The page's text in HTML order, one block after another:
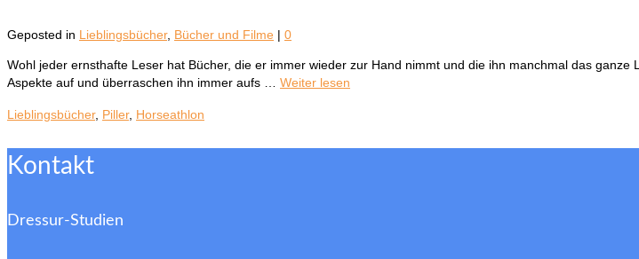
Geposted in Lieblingsbücher, Bücher und Filme | 0
Wohl jeder ernsthafte Leser hat Bücher, die er immer wieder zur Hand nimmt und die ihn manchmal das
Aspekte auf und überraschen ihn immer aufs … Weiter lesen
Lieblingsbücher, Piller, Horseathlon
Kontakt
Dressur-Studien